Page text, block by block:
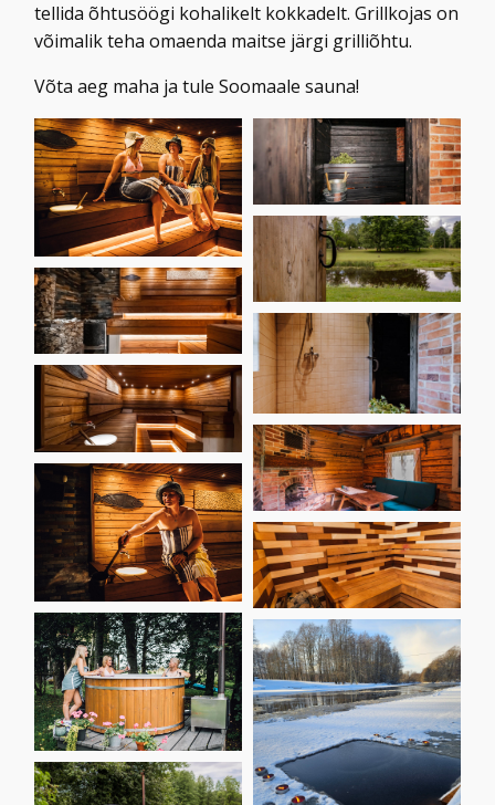
tellida õhtusöögi kohalikelt kokkadelt. Grillkojas on
võimalik teha omaenda maitse järgi grilliõhtu.
Võta aeg maha ja tule Soomaale sauna!